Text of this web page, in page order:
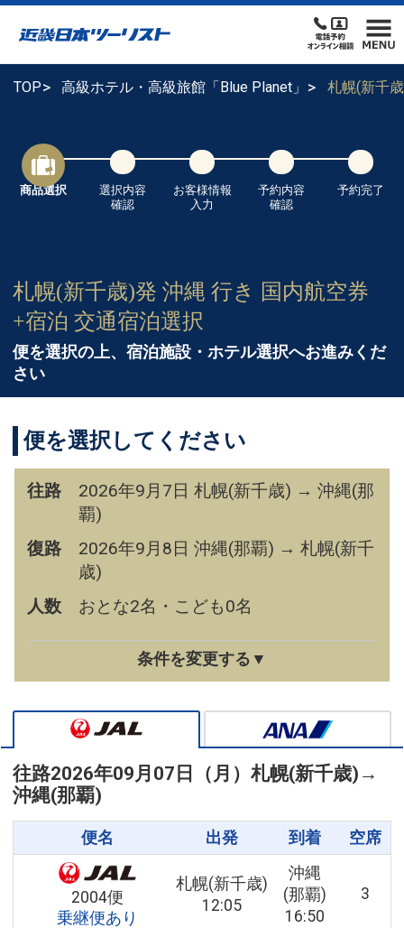
TOP 高級ホテル・高級旅館「Blue Planet」 札幌(新千
商品選択
選択内容
確認
お客様情報
入力
予約内容
確認
予約完了
札幌(新千歳)発 沖縄 行き 国内航空券
+宿泊 交通宿泊選択
便を選択の上、宿泊施設・ホテル選択へお進みくだ
さい
便を選択してください
往路
2026年9月7日 札幌(新千歳) → 沖縄(那
覇)
復路
2026年9月8日 沖縄(那覇) → 札幌(新千
歳)
人数
おとな2名・こども0名
条件を変更する▼
往路2026年09月07日（月） 札幌(新千歳) →
沖縄(那覇)
便名 出発 到着 空席
2004便
乗継便あり
札幌(新千歳)
12:05
沖縄
(那覇)
16:50
3